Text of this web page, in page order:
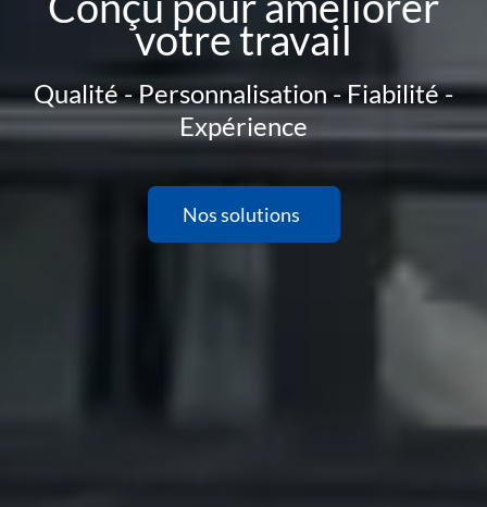
votre travail
Qualité - Personnalisation - Fiabilité -
Expérience
Nos solutions